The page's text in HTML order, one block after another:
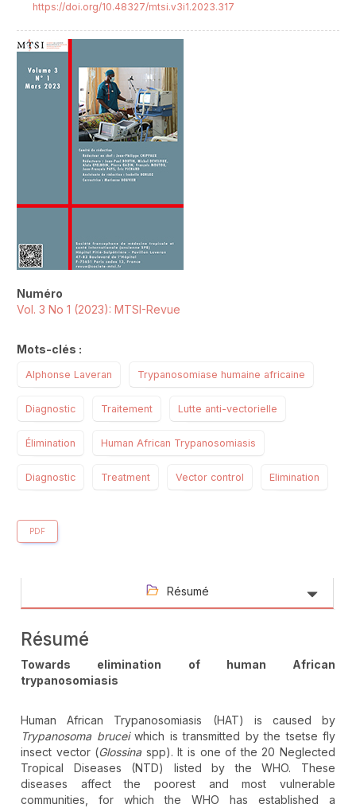
https://doi.org/10.48327/mtsi.v3i1.2023.317
Numéro
Vol. 3 No 1 (2023): MTSI-Revue
Mots-clés :
Alphonse Laveran Trypanosomiase humaine africaine
Diagnostic Traitement Lutte anti-vectorielle
Élimination Human African Trypanosomiasis
Diagnostic Treatment Vector control Elimination
PDF
Résumé
Résumé
Towards elimination of human African
trypanosomiasis
Human African Trypanosomiasis (HAT) is caused by
Trypanosoma bruceiwhich is transmitted by the tsetse fly
insect vector (Glossina spp). It is one of the 20 Neglected
Tropical Diseases (NTD) listed by the WHO. These
diseases affect the poorest and most vulnerable
communities, for which the WHO has established a